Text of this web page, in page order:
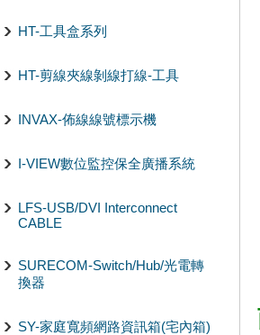
HT-工具盒系列
HT-剪線夾線剝線打線-工具
INVAX-佈線線號標示機
I-VIEW數位監控保全廣播系統
LFS-USB/DVI Interconnect
CABLE
SURECOM-Switch/Hub/光電轉
換器
SY-家庭寬頻網路資訊箱(宅內箱)